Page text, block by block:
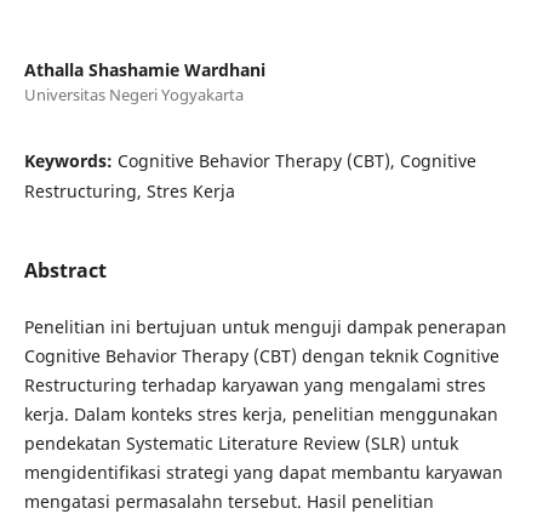
Athalla Shashamie Wardhani
Universitas Negeri Yogyakarta
Keywords: Cognitive Behavior Therapy (CBT), Cognitive
Restructuring, Stres Kerja
Abstract
Penelitian ini bertujuan untuk menguji dampak penerapan
Cognitive Behavior Therapy (CBT) dengan teknik Cognitive
Restructuring terhadap karyawan yang mengalami stres
kerja. Dalam konteks stres kerja, penelitian menggunakan
pendekatan Systematic Literature Review (SLR) untuk
mengidentifikasi strategi yang dapat membantu karyawan
mengatasi permasalahn tersebut. Hasil penelitian